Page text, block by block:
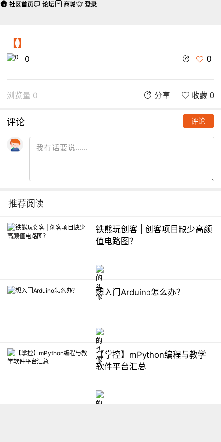
【】
0 0
浏览量 0 分享 收藏 0
评论 评论
推荐阅读
铁熊玩创客 | 创客项目缺少高颜
值电路图？
想入门Arduino怎么办？
【掌控】mPython编程与教学
软件平台汇总
社区首页 论坛 商城 登录